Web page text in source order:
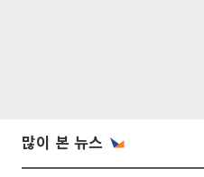
많이 본 뉴스